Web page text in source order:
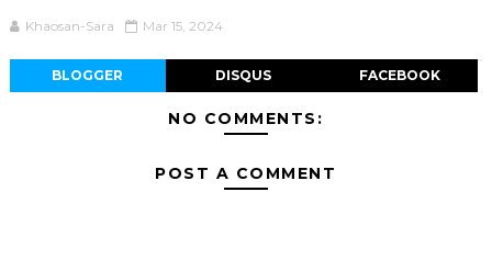
Khaosan-Sara Mar 15, 2024
BLOGGER DISQUS FACEBOOK
NO COMMENTS:
POST A COMMENT